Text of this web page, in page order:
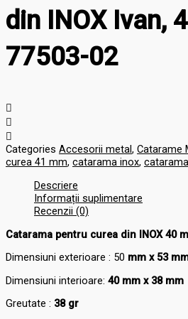
din INOX Ivan,
77503-02
Categories Accesorii metal, Catarame
curea 41 mm, catarama inox,
Descriere
Informații suplimentare
Recenzii (0)
Catarama pentru curea din INOX 40
Dimensiuni exterioare : 50 mm x 53
Dimensiuni interioare: 40 mm x 38 mm
Greutate : 38 gr